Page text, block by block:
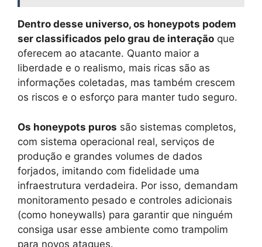
Dentro desse universo, os honeypots podem
ser classificados pelo grau de interação que
oferecem ao atacante. Quanto maior a
liberdade e o realismo, mais ricas são as
informações coletadas, mas também crescem
os riscos e o esforço para manter tudo seguro.
Os honeypots puros são sistemas completos,
com sistema operacional real, serviços de
produção e grandes volumes de dados
forjados, imitando com fidelidade uma
infraestrutura verdadeira. Por isso, demandam
monitoramento pesado e controles adicionais
(como honeywalls) para garantir que ninguém
consiga usar esse ambiente como trampolim
para novos ataques.